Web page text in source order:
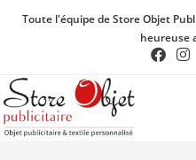
Toute l'équipe de Store Objet
heureuse